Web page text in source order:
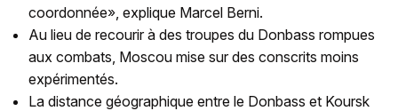
coordonnée», explique Marcel Berni.
Au lieu de recourir à des troupes du Donbass rompues
aux combats, Moscou mise sur des conscrits moins
expérimentés.
La distance géographique entre le Donbass et Koursk